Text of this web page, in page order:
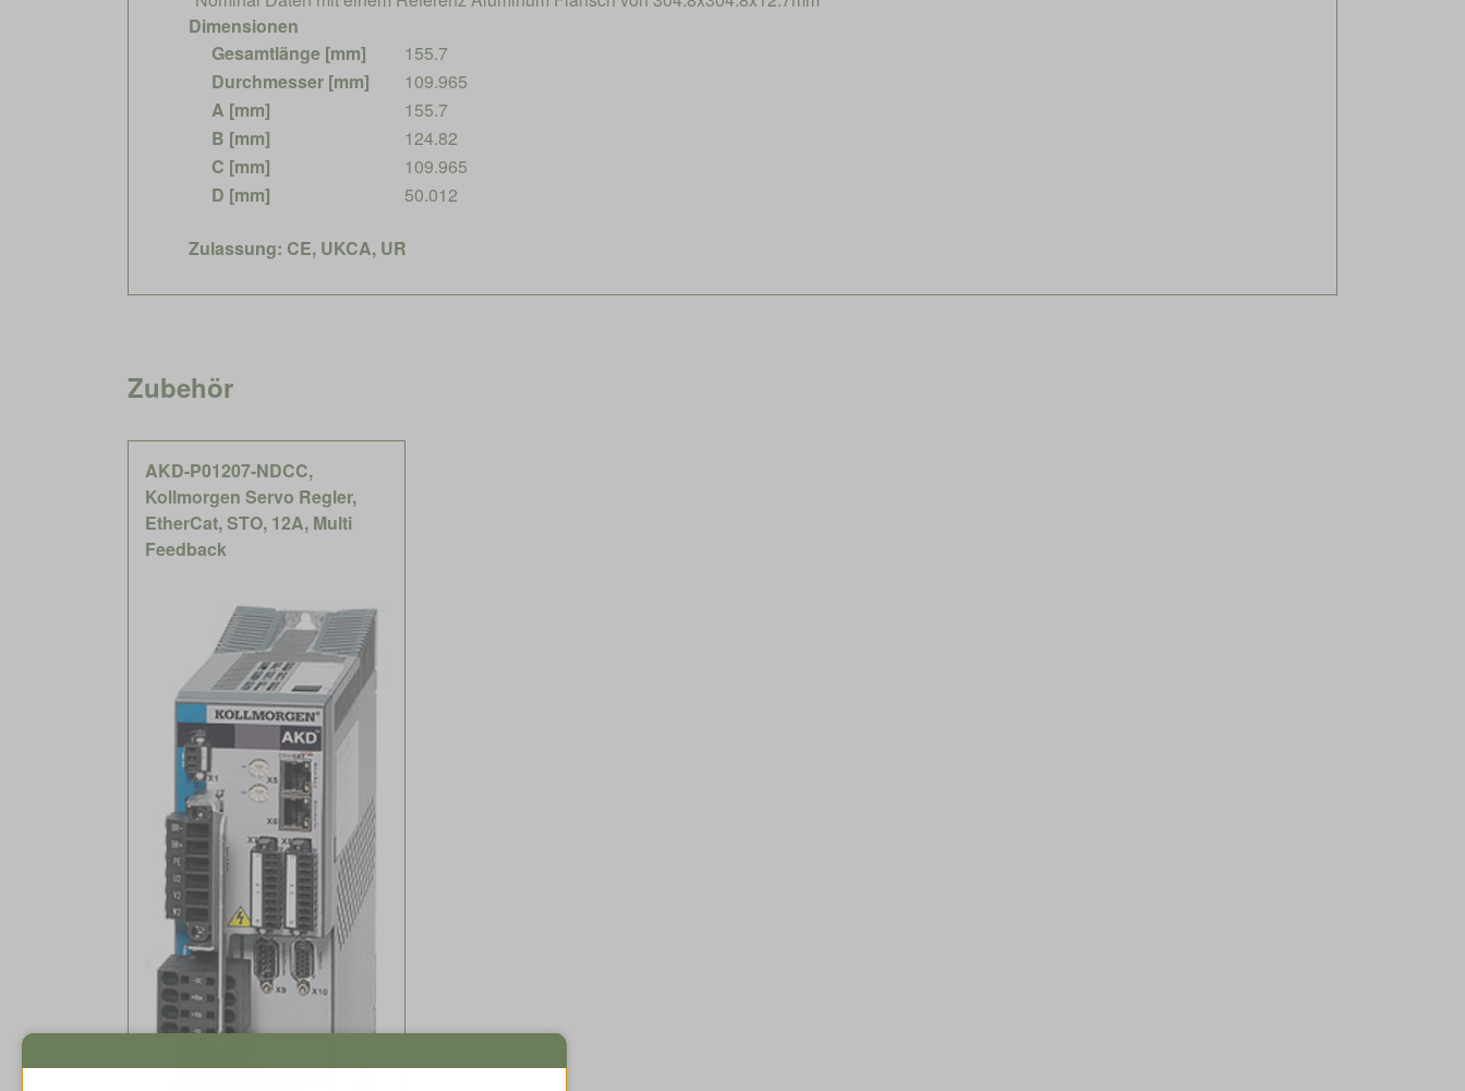
Dimensionen
Gesamtlänge [mm]
155.7
Durchmesser [mm]
109.965
A [mm]
155.7
B [mm]
124.82
C [mm]
109.965
D [mm]
50.012
Zulassung: CE, UKCA, UR
Zubehör
AKD-P01207-NDCC,
Kollmorgen Servo Regler,
EtherCat, STO, 12A, Multi
Feedback